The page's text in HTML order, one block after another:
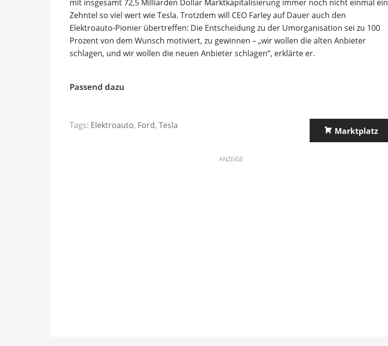
mit insgesamt 72,5 Milliarden Dollar Marktkapitalisierung immer noch nicht einmal ein
Zehntel so viel wert wie Tesla. Trotzdem will CEO Farley auf Dauer auch den
Elektroauto-Pionier übertreffen: Die Entscheidung zu der Umorganisation sei zu 100
Prozent von dem Wunsch motiviert, zu gewinnen – „wir wollen die alten Anbieter
schlagen, und wir wollen die neuen Anbieter schlagen“, erklärte er.
Passend dazu
Tags: Elektroauto, Ford, Tesla
Marktplatz
ANZEIGE